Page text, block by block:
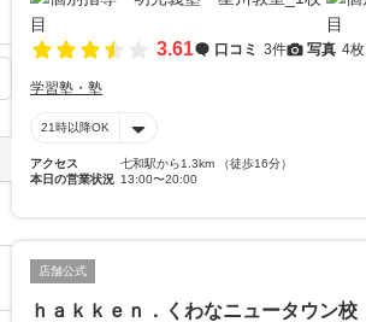
3.61 口コミ 3件 写真 4枚
学習塾・塾
21時以降OK
アクセス
七和駅から1.3km （徒歩16分）
本日の営業状況 13:00〜20:00
店舗公式
ｈａｋｋｅｎ．くわなニュータウン校